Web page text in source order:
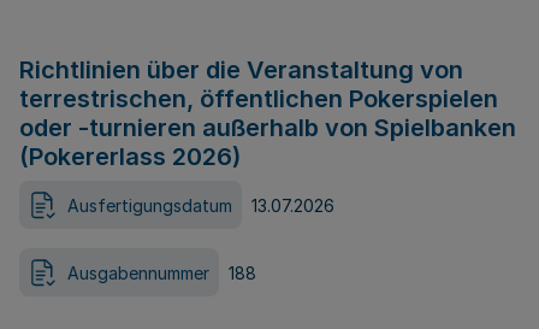
Richtlinien über die Veranstaltung von
terrestrischen, öffentlichen Pokerspielen
oder -turnieren außerhalb von Spielbanken
(Pokererlass 2026)
Ausfertigungsdatum 13.07.2026
Ausgabennummer 188